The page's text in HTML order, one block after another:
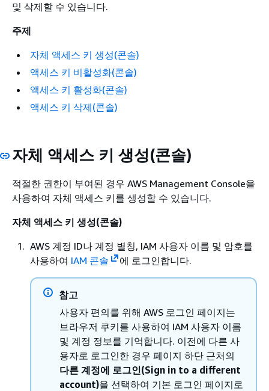
및 삭제할 수 있습니다.
주제
자체 액세스 키 생성(콘솔)
액세스 키 비활성화(콘솔)
액세스 키 활성화(콘솔)
액세스 키 삭제(콘솔)
자체 액세스 키 생성(콘솔)
적절한 권한이 부여된 경우 AWS Management Console을
사용하여 자체 액세스 키를 생성할 수 있습니다.
자체 액세스 키 생성(콘솔)
AWS 계정 ID나 계정 별칭, IAM 사용자 이름 및 암호를
사용하여 IAM 콘솔 에 로그인합니다.
참고
사용자 편의를 위해 AWS 로그인 페이지는
브라우저 쿠키를 사용하여 IAM 사용자 이름
및 계정 정보를 기억합니다. 이전에 다른 사
용자로 로그인한 경우 페이지 하단 근처의
다른 계정에 로그인(Sign in to a different
account)을 선택하여 기본 로그인 페이지로